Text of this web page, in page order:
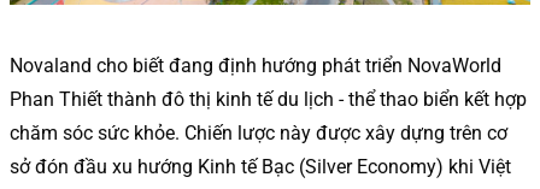
Novaland cho biết đang định hướng phát triển NovaWorld
Phan Thiết thành đô thị kinh tế du lịch - thể thao biển kết hợp
chăm sóc sức khỏe. Chiến lược này được xây dựng trên cơ
sở đón đầu xu hướng Kinh tế Bạc (Silver Economy) khi Việt